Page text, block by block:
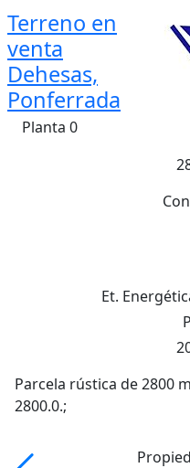
Terreno en
venta
Dehesas,
Ponferrada
Planta 0
Et.
Parcela rústica de 2800
2800.0.;